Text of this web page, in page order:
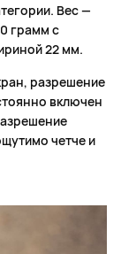
Вес —
грамм с
22 мм.
разрешение
включен
четче и